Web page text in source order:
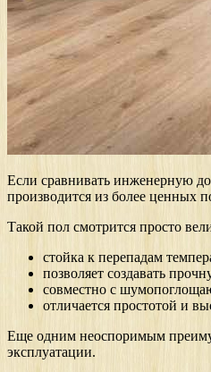
Если сравнивать инженерную
производится из более ценных
Такой пол смотрится просто
стойка к перепадам
позволяет создавать
совместно с
отличается простотой и
Еще одним неоспоримым
эксплуатации.